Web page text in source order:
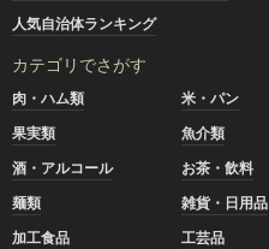
人気自治体ランキング
カテゴリでさがす
肉・ハム類 米・パン
果実類
魚介類
酒・アルコール
お茶・飲料
麺類
雑貨・日用品
加工食品
工芸品